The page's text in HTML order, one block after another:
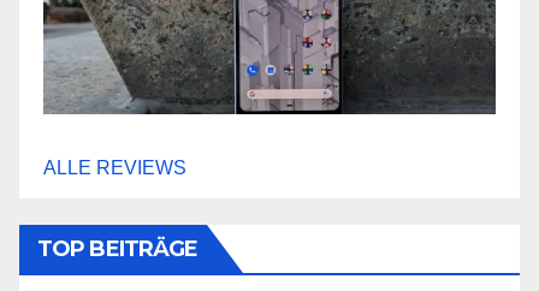
ALLE REVIEWS
TOP BEITRÄGE